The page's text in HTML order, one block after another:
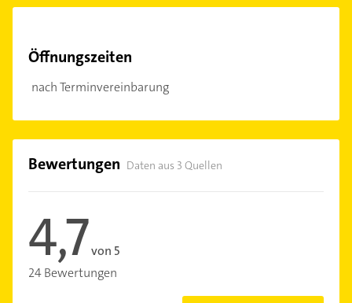
Öffnungszeiten
nach Terminvereinbarung
Bewertungen Daten aus 3 Quellen
4,7von 5
24 Bewertungen